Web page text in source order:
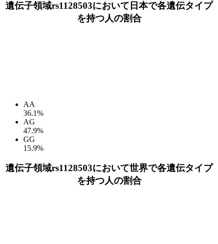
遺伝子領域rs1128503において日本で各遺伝タイプ
を持つ人の割合
AA
36.1%
AG
47.9%
GG
15.9%
遺伝子領域rs1128503において世界で各遺伝タイプ
を持つ人の割合